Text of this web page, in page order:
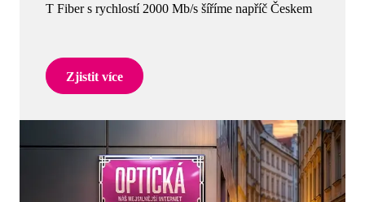
T Fiber s rychlostí 2000 Mb/s šíříme napříč Českem
Zjistit více